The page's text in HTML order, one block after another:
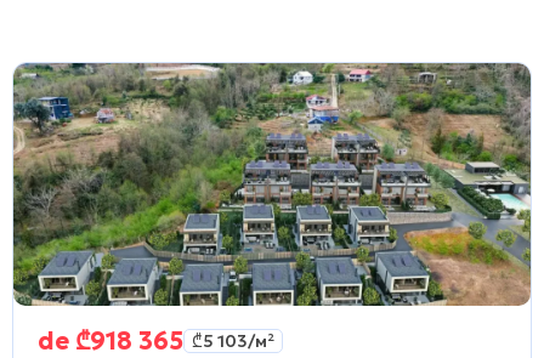
de ₾918 365 ₾5 103/м²